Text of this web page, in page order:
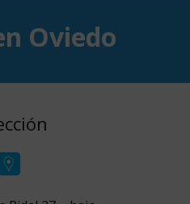
Oviedo